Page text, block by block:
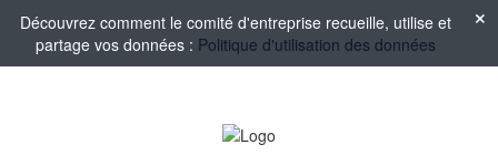
Découvrez comment le comité d'entreprise recueille, utilise et
partage vos données : Politique d'utilisation des données